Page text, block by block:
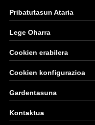
Pribatutasun Ataria
Lege Oharra
Cookien erabilera
Cookien konfigurazioa
Gardentasuna
Kontaktua